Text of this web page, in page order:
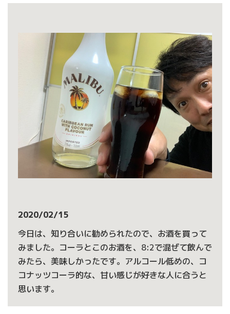
2020/02/15
今日は、知り合いに勧められたので、お酒を買って
みました。コーラとこのお酒を、8:2で混ぜて飲んで
みたら、美味しかったです。アルコール低めの、コ
コナッツコーラ的な、甘い感じが好きな人に合うと
思います。